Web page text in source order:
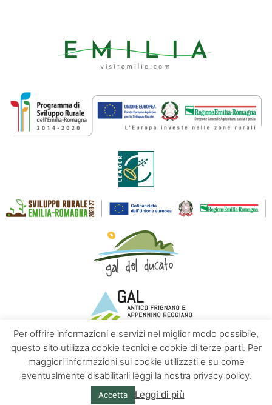
© Appennino Emilia | Powered byAltrama Italia
Contatti Chi siamo Privacy policy
Per offrire informazioni e servizi nel miglior modo possibile,
questo sito utilizza cookie tecnici e cookie di terze parti. Per
maggiori informazioni sui cookie utilizzati e su come
eventualmente disabilitarli leggi la nostra privacy policy.
Accetta Leggi di più